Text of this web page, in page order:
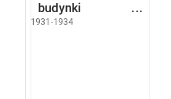
budynki w
Częstochowie
1931-1934